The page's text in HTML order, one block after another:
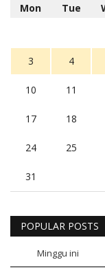
Mon Tue
3 4
10 11
17 18
24 25
31
POPULAR POSTS
Minggu ini